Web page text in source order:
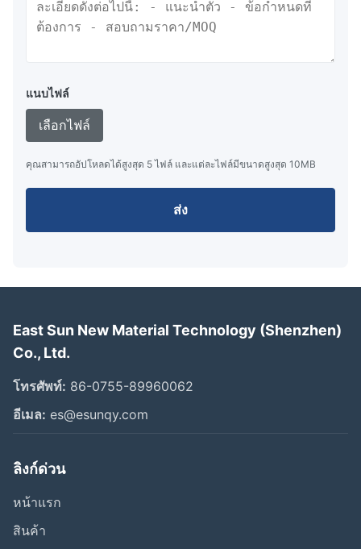
แนบไฟล์
เลือกไฟล์
คุณสามารถอัปโหลดได้สูงสุด 5 ไฟล์ และแต่ละไฟล์มีขนาดสูงสุด 10MB
ส่ง
East Sun New Material Technology (Shenzhen)
Co., Ltd.
โทรศัพท์: 86-0755-89960062
อีเมล: es@esunqy.com
ลิงก์ด่วน
หน้าแรก
สินค้า